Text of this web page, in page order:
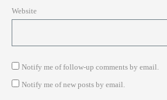
Website
Notify me of follow-up comments by email.
Notify me of new posts by email.